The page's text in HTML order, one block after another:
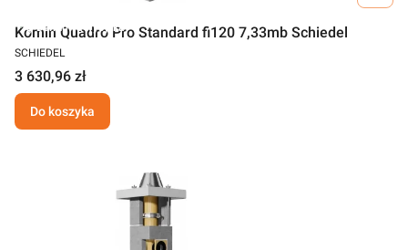
Darmowa wysyłka
Komin Quadro Pro Standard fi120 7,33mb Schiedel
SCHIEDEL
3 630,96 zł
Do koszyka